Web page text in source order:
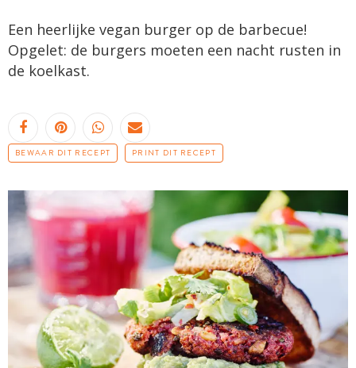
Een heerlijke vegan burger op de barbecue!
Opgelet: de burgers moeten een nacht rusten in
de koelkast.
BEWAAR DIT RECEPT PRINT DIT RECEPT